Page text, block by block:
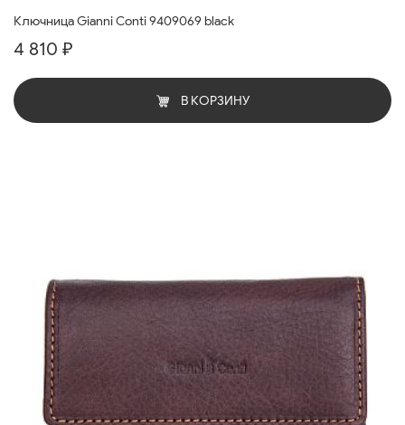
Ключница Gianni Conti 9409069 black
4 810 ₽
В КОРЗИНУ